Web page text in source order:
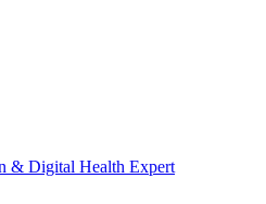
& Digital Health Expert